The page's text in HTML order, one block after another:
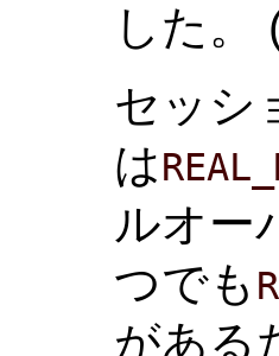
した。
セッシ
は
ルオー
つでも
がある